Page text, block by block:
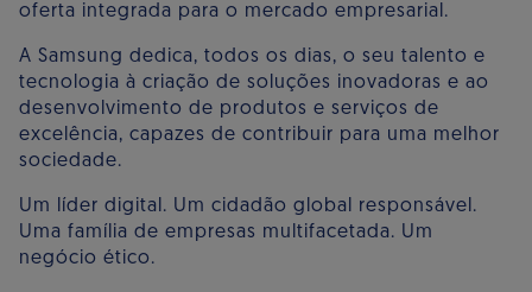
oferta integrada para o mercado empresarial.
A Samsung dedica, todos os dias, o seu talento e
tecnologia à criação de soluções inovadoras e ao
desenvolvimento de produtos e serviços de
excelência, capazes de contribuir para uma melhor
sociedade.
Um líder digital. Um cidadão global responsável.
Uma família de empresas multifacetada. Um
negócio ético.